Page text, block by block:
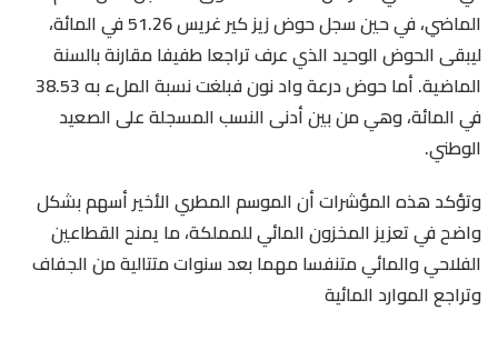
الماضي، في حين سجل حوض زيز كير غريس 51.26 في المائة،
ليبقى الحوض الوحيد الذي عرف تراجعا طفيفا مقارنة بالسنة
الماضية. أما حوض درعة واد نون فبلغت نسبة الملء به 38.53
في المائة، وهي من بين أدنى النسب المسجلة على الصعيد
الوطني.
وتؤكد هذه المؤشرات أن الموسم المطري الأخير أسهم بشكل
واضح في تعزيز المخزون المائي للمملكة، ما يمنح القطاعين
الفلاحي والمائي متنفسا مهما بعد سنوات متتالية من الجفاف
وتراجع الموارد المائية